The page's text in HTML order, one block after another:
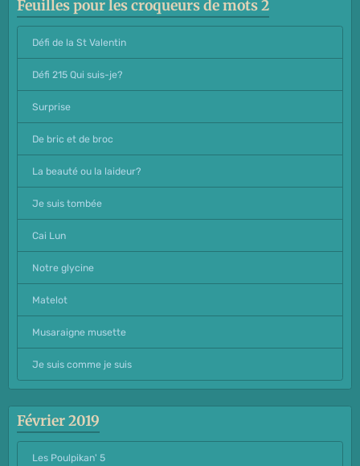
Feuilles pour les croqueurs de mots 2
Défi de la St Valentin
Défi 215 Qui suis-je?
Surprise
De bric et de broc
La beauté ou la laideur?
Je suis tombée
Cai Lun
Notre glycine
Matelot
Musaraigne musette
Je suis comme je suis
Février 2019
Les Poulpikan' 5